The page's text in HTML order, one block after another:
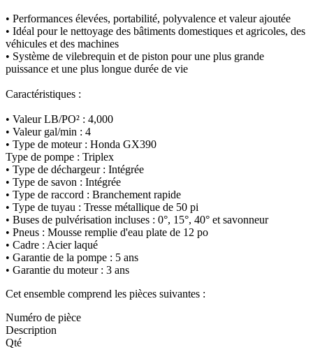
• Performances élevées, portabilité, polyvalence et valeur ajoutée
• Idéal pour le nettoyage des bâtiments domestiques et agricoles, des
véhicules et des machines
• Système de vilebrequin et de piston pour une plus grande
puissance et une plus longue durée de vie
Caractéristiques :
• Valeur LB/PO² : 4,000
• Valeur gal/min : 4
• Type de moteur : Honda GX390
Type de pompe : Triplex
• Type de déchargeur : Intégrée
• Type de savon : Intégrée
• Type de raccord : Branchement rapide
• Type de tuyau : Tresse métallique de 50 pi
• Buses de pulvérisation incluses : 0°, 15°, 40° et savonneur
• Pneus : Mousse remplie d'eau plate de 12 po
• Cadre : Acier laqué
• Garantie de la pompe : 5 ans
• Garantie du moteur : 3 ans
Cet ensemble comprend les pièces suivantes :
Numéro de pièce
Description
Qté